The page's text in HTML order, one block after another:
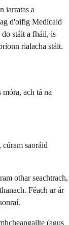
iarratas a
d'oifig Medicaid
stáit a fháil, is
rialacha stáit.
ach tá na
saoráid
othar seachtrach,
Féach ar ár
(agus